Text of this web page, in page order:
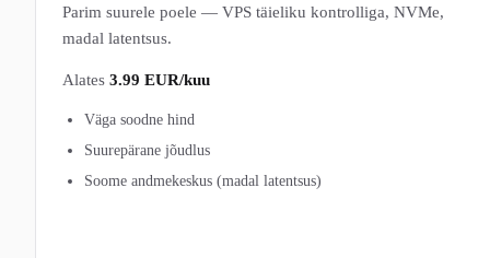
Parim suurele poele — VPS täieliku kontrolliga, NVMe,
madal latentsus.
Alates 3.99 EUR/kuu
Väga soodne hind
Suurepärane jõudlus
Soome andmekeskus (madal latentsus)